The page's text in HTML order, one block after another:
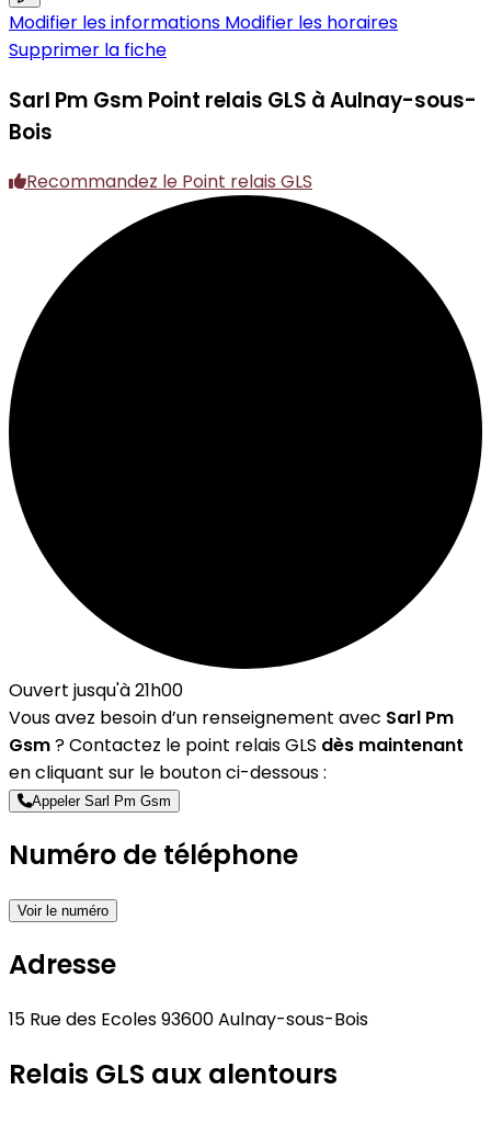
Modifier les informations Modifier les horaires
Supprimer la fiche
Sarl Pm Gsm Point relais GLS à Aulnay-sous-
Bois
Recommandez le Point relais GLS
Ouvert jusqu'à 21h00
Vous avez besoin d’un renseignement avec Sarl Pm
Gsm? Contactez le point relais GLS dès maintenant
en cliquant sur le bouton ci-dessous :
Appeler Sarl Pm Gsm
Numéro de téléphone
Voir le numéro
Adresse
15 Rue des Ecoles 93600 Aulnay-sous-Bois
Relais GLS aux alentours